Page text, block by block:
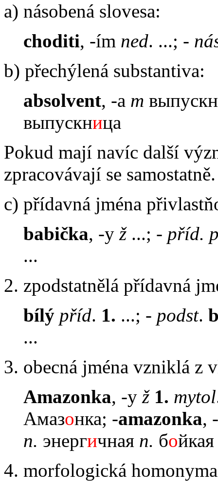
a) násobená slovesa:
choditi, -ím ned. ...; -
b) přechýlená substantiva:
absolvent, -a m выпускн
выпускница
Pokud mají navíc další
zpracovávají se samostatně.
c) přídavná jména
babička, -y ž ...; - příd.
...
2. zpodstatnělá přídavná
bílý příd. 1. ...; - podst.
...
3. obecná jména vzniklá z
Amazonka, -y ž 1. mytol
Амазонка; -amazonka,
n. энергичная n. бo
4. morfologická